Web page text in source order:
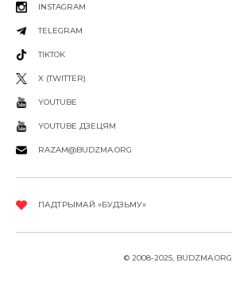
INSTAGRAM
TELEGRAM
TIKTOK
X (TWITTER)
YOUTUBE
YOUTUBE ДЗЕЦЯМ
RAZAM@BUDZMA.ORG
ПАДТРЫМАЙ «БУДЗЬМУ»
© 2008-2025, BUDZMA.ORG